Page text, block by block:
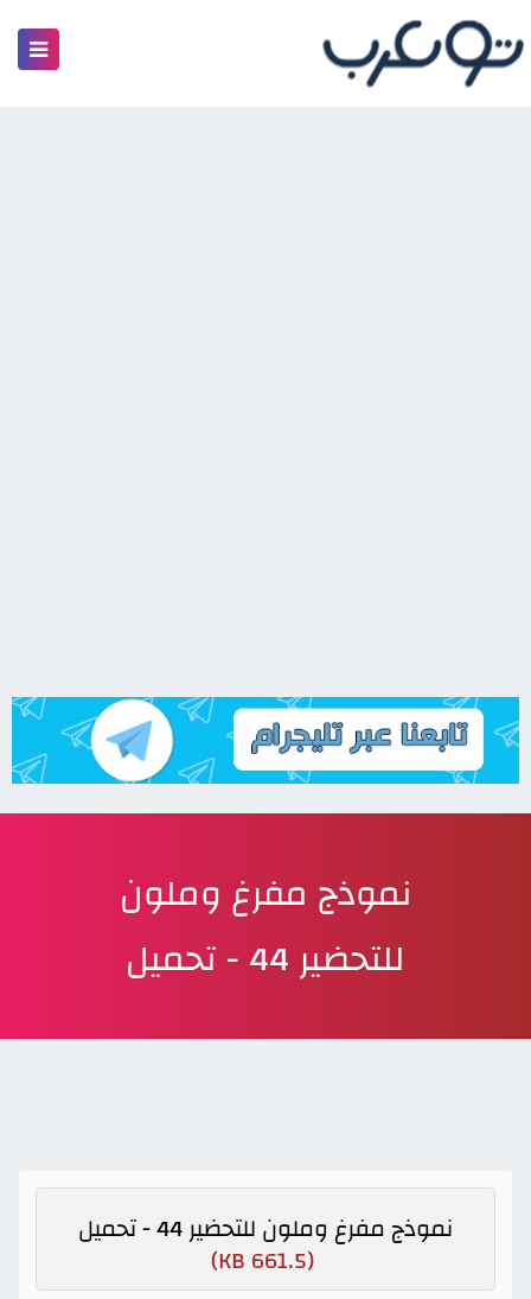
نموذج مفرغ وملون
للتحضير 44 - تحميل
نموذج مفرغ وملون للتحضير 44 - تحميل
(661.5 KB)